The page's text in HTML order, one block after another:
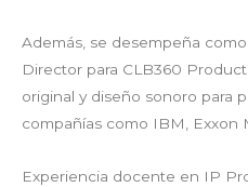
Además, se desempeña
Director para CLB360
original y diseño sonoro para
compañías como IBM, Exxon
Experiencia docente en IP